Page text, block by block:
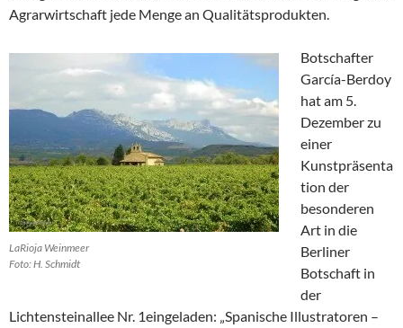
Agrarwirtschaft jede Menge an Qualitätsprodukten.
LaRioja Weinmeer
Foto: H. Schmidt
Botschafter
García-Berdoy
hat am 5.
Dezember zu
einer
Kunstpräsenta
tion der
besonderen
Art in die
Berliner
Botschaft in
der
Lichtensteinallee Nr. 1eingeladen: „Spanische Illustratoren –